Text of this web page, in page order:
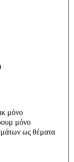
μόνο
μόνο
ως θέματα